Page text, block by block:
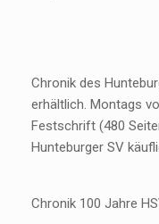
Chronik des
erhältlich. Montags
Festschrift (480
Hunteburger SV
Chronik 100 Jahre